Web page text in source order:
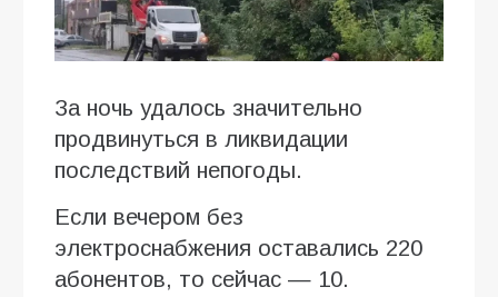
За ночь удалось значительно
продвинуться в ликвидации
последствий непогоды.
Если вечером без
электроснабжения оставались 220
абонентов, то сейчас — 10.